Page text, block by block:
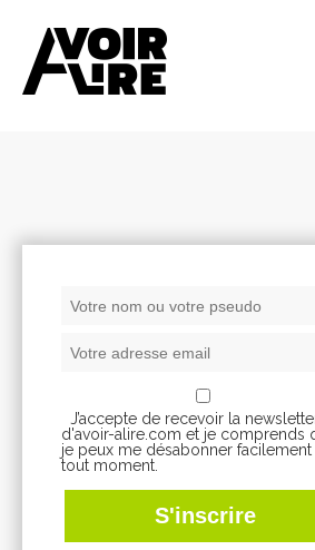
J’accepte de recevoir la
d'avoir-alire.com et je comprends
je peux me désabonner facilement
tout moment.